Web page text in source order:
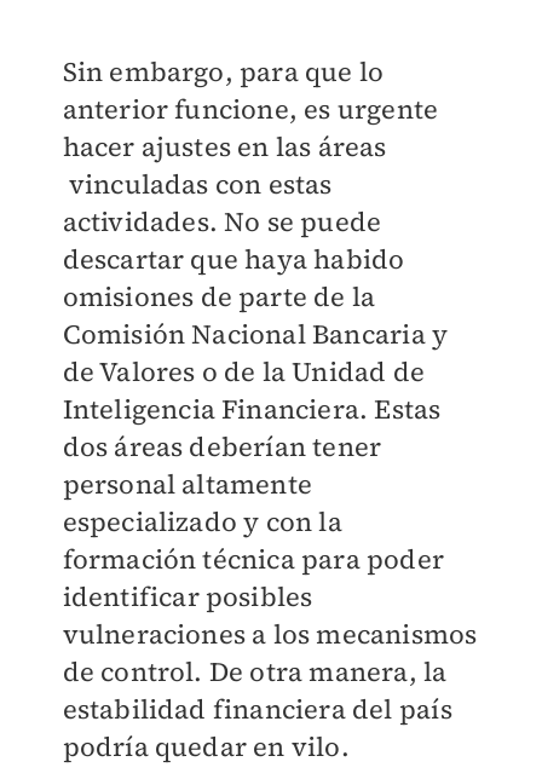
Sin embargo, para que lo
anterior funcione, es urgente
hacer ajustes en las áreas
vinculadas con estas
actividades. No se puede
descartar que haya habido
omisiones de parte de la
Comisión Nacional Bancaria y
de Valores o de la Unidad de
Inteligencia Financiera. Estas
dos áreas deberían tener
personal altamente
especializado y con la
formación técnica para poder
identificar posibles
vulneraciones a los mecanismos
de control. De otra manera, la
estabilidad financiera del país
podría quedar en vilo.